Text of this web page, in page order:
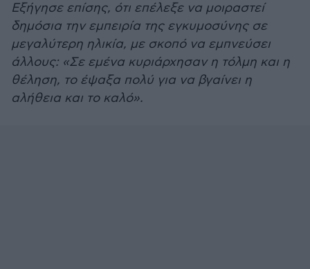
Εξήγησε επίσης, ότι επέλεξε να μοιραστεί
δημόσια την εμπειρία της εγκυμοσύνης σε
μεγαλύτερη ηλικία, με σκοπό να εμπνεύσει
άλλους: «Σε εμένα κυριάρχησαν η τόλμη και η
θέληση, το έψαξα πολύ για να βγαίνει η
αλήθεια και το καλό».